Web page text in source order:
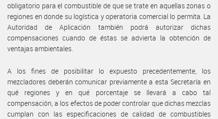
obligatorio para el combustible de que se trate en aquellas zonas o
regiones en donde su logística y operatoria comercial lo permita. La
Autoridad de Aplicación también podrá autorizar dichas
compensaciones cuando de éstas se advierta la obtención de
ventajas ambientales.
A los fines de posibilitar lo expuesto precedentemente, los
mezcladores deberán comunicar previamente a esta Secretaría en
qué regiones y en qué porcentaje se llevará a cabo tal
compensación, a los efectos de poder controlar que dichas mezclas
cumplan con las especificaciones de calidad de combustibles